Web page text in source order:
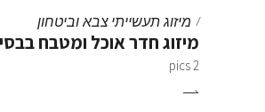
מיזוג תעשייתי צבא וביטחון
מיזוג חדר אוכל ומטבח
2 pics